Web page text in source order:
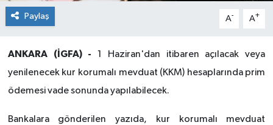
Paylaş A- A+
ANKARA (İGFA) -1 Haziran'dan itibaren açılacak veya
yenilenecek kur korumalı mevduat (KKM) hesaplarında prim
ödemesi vade sonunda yapılabilecek.
Bankalara gönderilen yazıda, kur korumalı mevduat